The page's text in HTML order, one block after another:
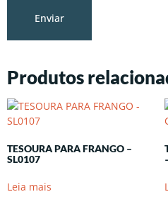
Produtos
TESOURA PARA FRANGO –
SL0107
Leia mais